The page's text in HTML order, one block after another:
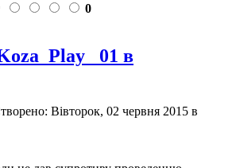
0
_01‬ в
Вівторок, 02 червня 2015 в